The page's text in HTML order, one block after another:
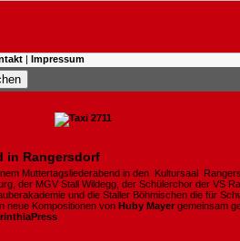
| Impressum
in Rangersdorf
Muttertagsliederabend in den Kultursaal
der MGV Stall Wildegg, der Schülerchor der VS
und die Staller Böhmischen die für
neue Kompositionen von Huby Mayer gemeinsam